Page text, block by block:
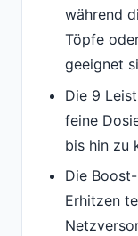
während
Töpfe
geeignet
Die 9
feine
bis hin zu
Die
Erhitzen